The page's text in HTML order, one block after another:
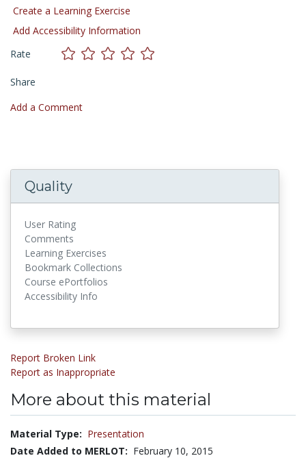
Create a Learning Exercise
Add Accessibility Information
Rate
Share
Add a Comment
Quality
User Rating
Comments
Learning Exercises
Bookmark Collections
Course ePortfolios
Accessibility Info
Report Broken Link
Report as Inappropriate
More about this material
Material Type: Presentation
Date Added to MERLOT: February 10, 2015